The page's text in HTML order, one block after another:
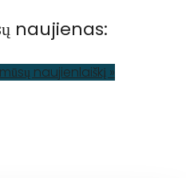
naujienas:
naujienlaiškį »